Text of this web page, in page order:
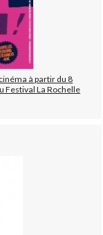
à partir du 8
Festival La Rochelle